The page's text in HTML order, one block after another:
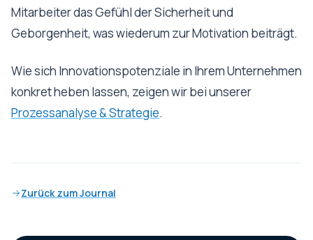
Mitarbeiter das Gefühl der Sicherheit und
Geborgenheit, was wiederum zur Motivation beiträgt.
Wie sich Innovationspotenziale in Ihrem Unternehmen
konkret heben lassen, zeigen wir bei unserer
Prozessanalyse & Strategie.
Zurück zum Journal